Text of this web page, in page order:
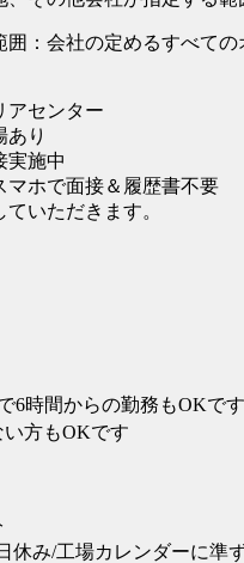
囲：会社の定めるすべての
アセンター
り
実施中
ホで面接＆履歴書不要
いただきます。
6時間からの勤務もOKです
方もOKです
休み/工場カレンダーに準